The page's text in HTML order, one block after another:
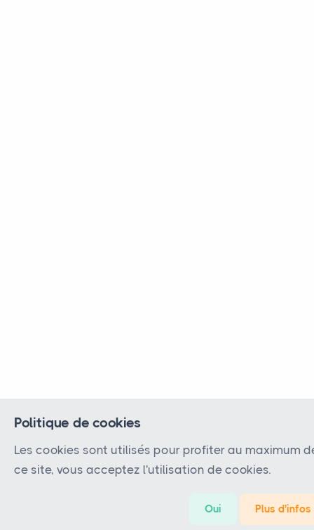
Politique de cookies
Les cookies sont utilisés pour profiter au maximum
ce site, vous acceptez l'utilisation de cookies.
Oui Plus d'infos